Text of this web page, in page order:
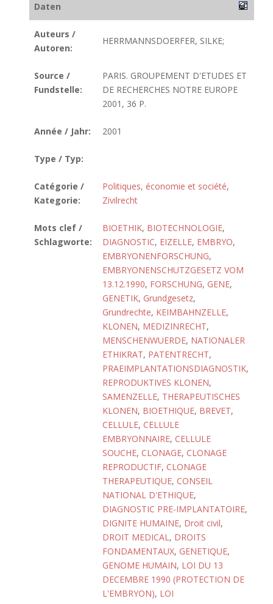
Daten
Auteurs /
Autoren:
HERRMANNSDOERFER, SILKE;
Source /
Fundstelle:
PARIS. GROUPEMENT D'ETUDES ET
DE RECHERCHES NOTRE EUROPE
2001, 36 P.
Année / Jahr: 2001
Type / Typ:
Catégorie /
Kategorie:
Politiques, économie et société,
Zivilrecht
Mots clef /
Schlagworte:
BIOETHIK, BIOTECHNOLOGIE,
DIAGNOSTIC, EIZELLE, EMBRYO,
EMBRYONENFORSCHUNG,
EMBRYONENSCHUTZGESETZ VOM
13.12.1990, FORSCHUNG, GENE,
GENETIK, Grundgesetz,
Grundrechte, KEIMBAHNZELLE,
KLONEN, MEDIZINRECHT,
MENSCHENWUERDE, NATIONALER
ETHIKRAT, PATENTRECHT,
PRAEIMPLANTATIONSDIAGNOSTIK,
REPRODUKTIVES KLONEN,
SAMENZELLE, THERAPEUTISCHES
KLONEN, BIOETHIQUE, BREVET,
CELLULE, CELLULE
EMBRYONNAIRE, CELLULE
SOUCHE, CLONAGE, CLONAGE
REPRODUCTIF, CLONAGE
THERAPEUTIQUE, CONSEIL
NATIONAL D'ETHIQUE,
DIAGNOSTIC PRE-IMPLANTATOIRE,
DIGNITE HUMAINE, Droit civil,
DROIT MEDICAL, DROITS
FONDAMENTAUX, GENETIQUE,
GENOME HUMAIN, LOI DU 13
DECEMBRE 1990 (PROTECTION DE
L'EMBRYON), LOI